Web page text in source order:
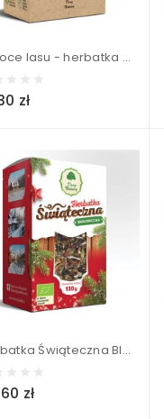
Owoce lasu - herbatka ekologiczna (25x2,5g) BIO - Dary Natury 62,5 g
zł
Herbatka Świąteczna BIO - Dary Natury 120g
zł